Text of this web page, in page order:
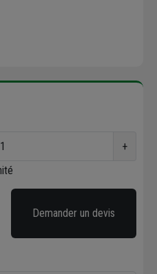
+
Demander un devis